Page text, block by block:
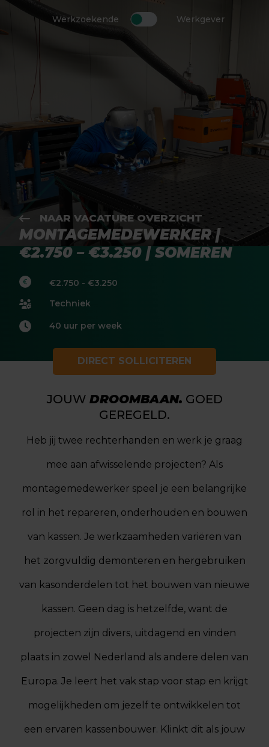
Werkzoekende Werkgever
NAAR VACATURE OVERZICHT
MONTAGEMEDEWERKER |
€2.750 – €3.250 | SOMEREN
DIRECT SOLLICITEREN
€2.750 - €3.250
Techniek
40 uur per week
JOUW DROOMBAAN. GOED
GEREGELD.
Heb jij twee rechterhanden en werk je graag
mee aan afwisselende projecten? Als
montagemedewerker speel je een belangrijke
rol in het repareren, onderhouden en bouwen
van kassen. Je werkzaamheden variëren van
het zorgvuldig demonteren en hergebruiken
van kasonderdelen tot het bouwen van nieuwe
kassen. Geen dag is hetzelfde, want de
projecten zijn divers, uitdagend en vinden
plaats in zowel Nederland als andere delen van
Europa. Je leert het vak stap voor stap en krijgt
mogelijkheden om jezelf te ontwikkelen tot
een ervaren kassenbouwer. Klinkt dit als jouw